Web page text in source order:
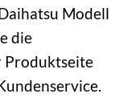
Modell
die
Produktseite